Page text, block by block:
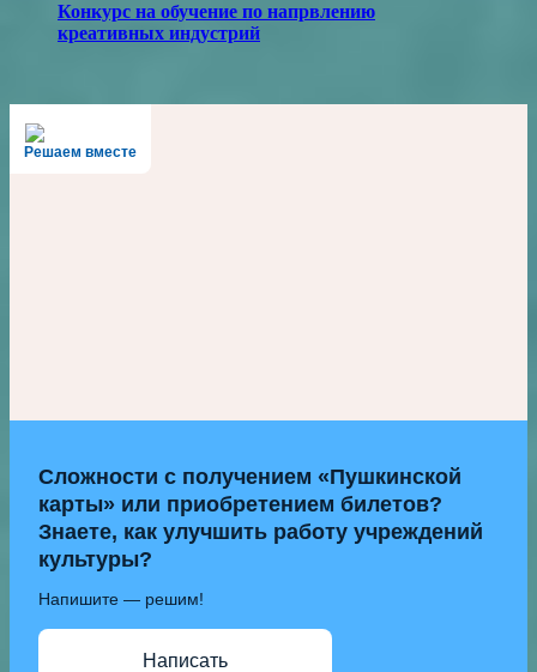
Конкурс на обучение по напрвлению
креативных индустрий
Решаем вместе
Сложности с получением «Пушкинской
карты» или приобретением билетов?
Знаете, как улучшить работу учреждений
культуры?
Напишите — решим!
Написать